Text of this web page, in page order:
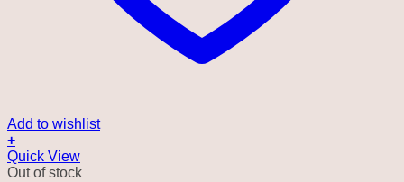
Add to wishlist
+
Quick View
Out of stock